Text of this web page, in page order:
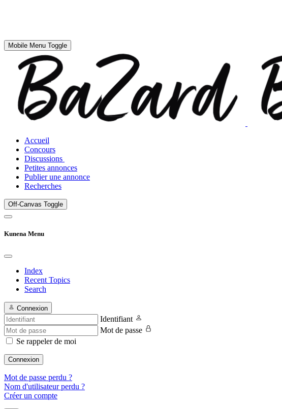
Mobile Menu Toggle
Accueil
Concours
Discussions
Petites annonces
Publier une annonce
Recherches
Off-Canvas Toggle
Kunena Menu
Index
Recent Topics
Search
Connexion
Identifiant
Mot de passe
Se rappeler de moi
Connexion
Mot de passe perdu ?
Nom d'utilisateur perdu ?
Créer un compte